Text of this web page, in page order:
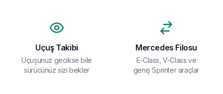
Uçuş Takibi
Uçuşunuz gecikse bile
sürücünüz sizi bekler
Mercedes Filosu
E-Class, V-Class ve
geniş Sprinter araçlar